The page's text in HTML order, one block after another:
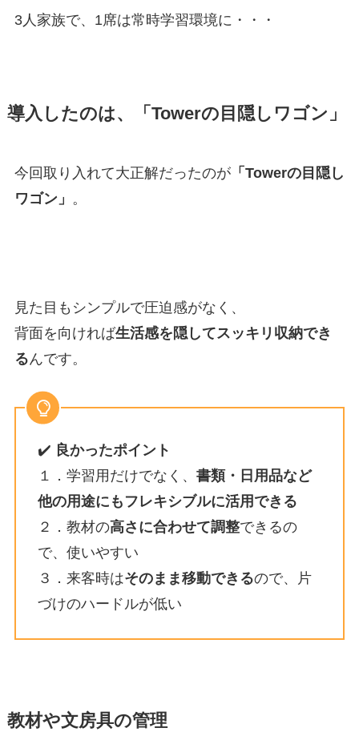
3人家族で、1席は常時学習環境に・・・
導入したのは、「Towerの目隠しワゴン」
今回取り入れて大正解だったのが「Towerの目隠し
ワゴン」 。
見た目もシンプルで圧迫感がなく、
背面を向ければ生活感を隠してスッキリ収納でき
るんです。
✔️ 良かったポイント
１．学習用だけでなく、 書類・日用品など
他の用途にもフレキシブルに活用できる
２．教材の高さに合わせて調整できるの
で、使いやすい
３．来客時はそのまま移動できるので、片
づけのハードルが低い
教材や文房具の管理